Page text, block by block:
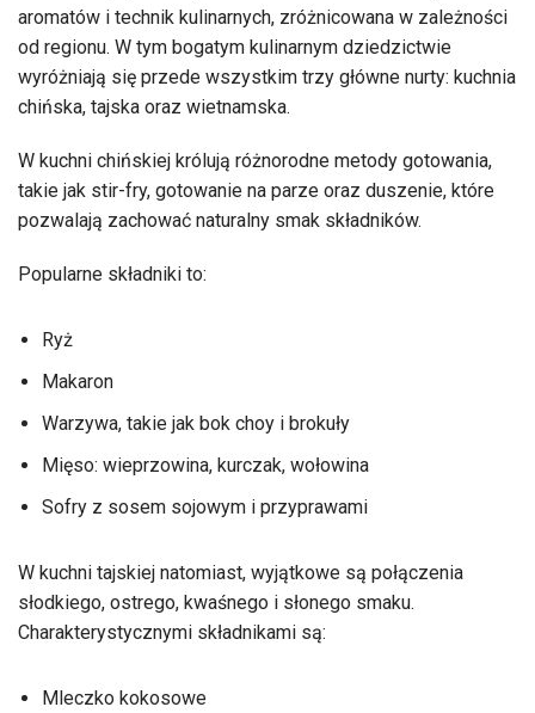
aromatów i technik kulinarnych, zróżnicowana w zależności
od regionu. W tym bogatym kulinarnym dziedzictwie
wyróżniają się przede wszystkim trzy główne nurty: kuchnia
chińska, tajska oraz wietnamska.
W kuchni chińskiej królują różnorodne metody gotowania,
takie jak stir-fry, gotowanie na parze oraz duszenie, które
pozwalają zachować naturalny smak składników.
Popularne składniki to:
Ryż
Makaron
Warzywa, takie jak bok choy i brokuły
Mięso: wieprzowina, kurczak, wołowina
Sofry z sosem sojowym i przyprawami
W kuchni tajskiej natomiast, wyjątkowe są połączenia
słodkiego, ostrego, kwaśnego i słonego smaku.
Charakterystycznymi składnikami są:
Mleczko kokosowe